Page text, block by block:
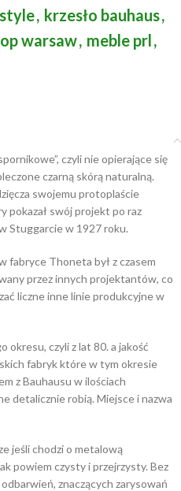
, krzesło bauhaus,
warsaw, meble prl,
czyli nie opierające się
czarną skórą naturalną.
swojemu protoplaście
swój projekt po raz
Stuggarcie w 1927 roku.
fabryce Thoneta był z czasem
przez innych projektantów, co
liczne inne linie produkcyjne w
okresu, czyli z lat 80. a jakość
fabryk które w tym okresie
z Bauhausu w ilościach
detalicznie robią. Miejsce i nazwa
jeśli chodzi o metalową
powiem czysty i przejrzysty. Bez
znaczących zarysowań